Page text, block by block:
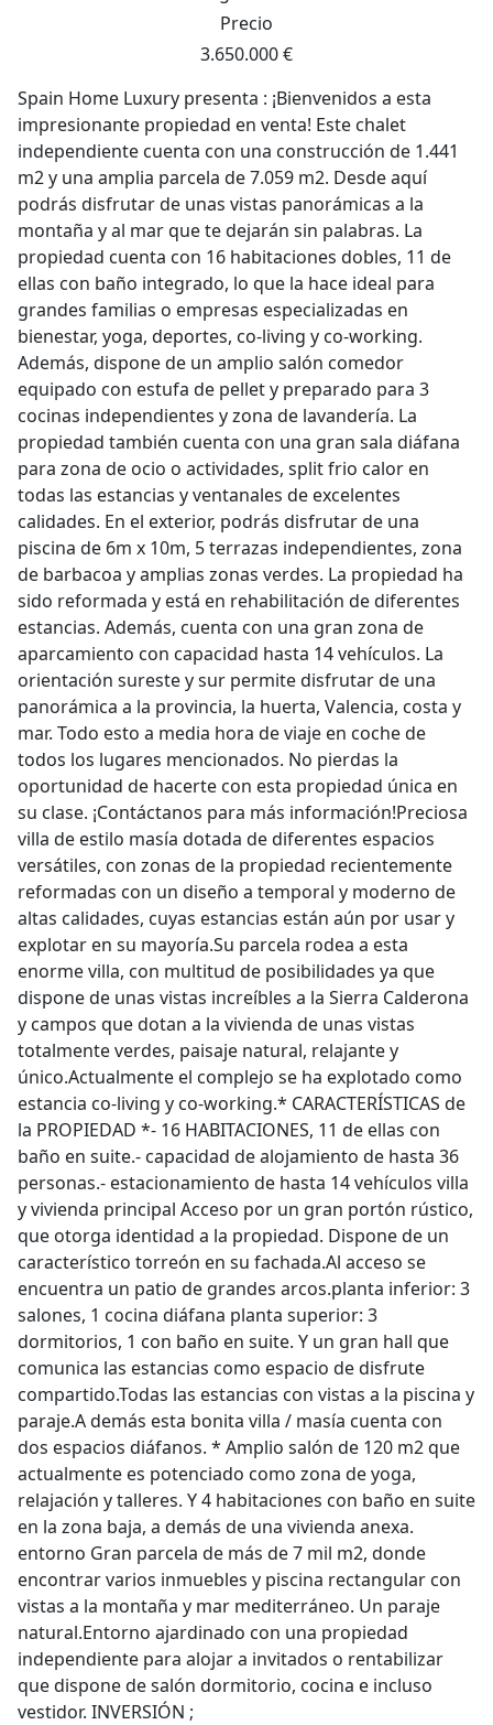
Precio
3.650.000 €
Spain Home Luxury presenta : ¡Bienvenidos a esta
impresionante propiedad en venta! Este chalet
independiente cuenta con una construcción de 1.441
m2 y una amplia parcela de 7.059 m2. Desde aquí
podrás disfrutar de unas vistas panorámicas a la
montaña y al mar que te dejarán sin palabras. La
propiedad cuenta con 16 habitaciones dobles, 11 de
ellas con baño integrado, lo que la hace ideal para
grandes familias o empresas especializadas en
bienestar, yoga, deportes, co-living y co-working.
Además, dispone de un amplio salón comedor
equipado con estufa de pellet y preparado para 3
cocinas independientes y zona de lavandería. La
propiedad también cuenta con una gran sala diáfana
para zona de ocio o actividades, split frio calor en
todas las estancias y ventanales de excelentes
calidades. En el exterior, podrás disfrutar de una
piscina de 6m x 10m, 5 terrazas independientes, zona
de barbacoa y amplias zonas verdes. La propiedad ha
sido reformada y está en rehabilitación de diferentes
estancias. Además, cuenta con una gran zona de
aparcamiento con capacidad hasta 14 vehículos. La
orientación sureste y sur permite disfrutar de una
panorámica a la provincia, la huerta, Valencia, costa y
mar. Todo esto a media hora de viaje en coche de
todos los lugares mencionados. No pierdas la
oportunidad de hacerte con esta propiedad única en
su clase. ¡Contáctanos para más información!Preciosa
villa de estilo masía dotada de diferentes espacios
versátiles, con zonas de la propiedad recientemente
reformadas con un diseño a temporal y moderno de
altas calidades, cuyas estancias están aún por usar y
explotar en su mayoría.Su parcela rodea a esta
enorme villa, con multitud de posibilidades ya que
dispone de unas vistas increíbles a la Sierra Calderona
y campos que dotan a la vivienda de unas vistas
totalmente verdes, paisaje natural, relajante y
único.Actualmente el complejo se ha explotado como
estancia co-living y co-working.* CARACTERÍSTICAS de
la PROPIEDAD *- 16 HABITACIONES, 11 de ellas con
baño en suite.- capacidad de alojamiento de hasta 36
personas.- estacionamiento de hasta 14 vehículos villa
y vivienda principal Acceso por un gran portón rústico,
que otorga identidad a la propiedad. Dispone de un
característico torreón en su fachada.Al acceso se
encuentra un patio de grandes arcos.planta inferior: 3
salones, 1 cocina diáfana planta superior: 3
dormitorios, 1 con baño en suite. Y un gran hall que
comunica las estancias como espacio de disfrute
compartido.Todas las estancias con vistas a la piscina y
paraje.A demás esta bonita villa / masía cuenta con
dos espacios diáfanos. * Amplio salón de 120 m2 que
actualmente es potenciado como zona de yoga,
relajación y talleres. Y 4 habitaciones con baño en suite
en la zona baja, a demás de una vivienda anexa.
entorno Gran parcela de más de 7 mil m2, donde
encontrar varios inmuebles y piscina rectangular con
vistas a la montaña y mar mediterráneo. Un paraje
natural.Entorno ajardinado con una propiedad
independiente para alojar a invitados o rentabilizar
que dispone de salón dormitorio, cocina e incluso
vestidor. INVERSIÓN ;